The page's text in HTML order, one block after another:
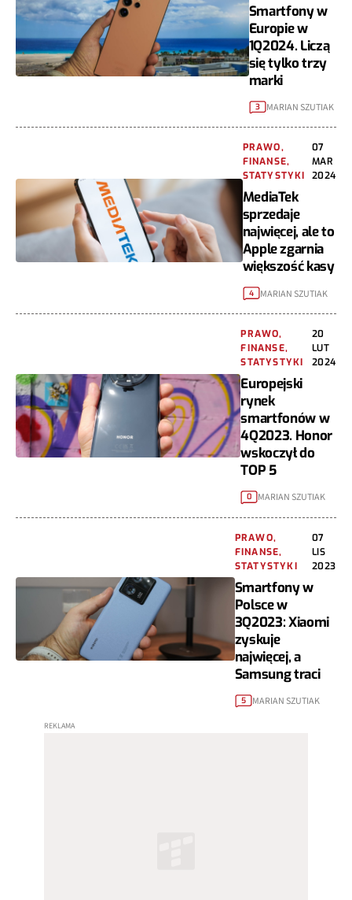
Smartfony w
Europie w
1Q2024. Liczą
się tylko trzy
marki
3 MARIAN SZUTIAK
PRAWO,
FINANSE,
STATYSTYKI
07
MAR
2024
MediaTek
sprzedaje
najwięcej, ale to
Apple zgarnia
większość kasy
4 MARIAN SZUTIAK
PRAWO,
FINANSE,
STATYSTYKI
20
LUT
2024
Europejski
rynek
smartfonów w
4Q2023. Honor
wskoczył do
TOP 5
0 MARIAN SZUTIAK
PRAWO,
FINANSE,
STATYSTYKI
07
LIS
2023
Smartfony w
Polsce w
3Q2023: Xiaomi
zyskuje
najwięcej, a
Samsung traci
5 MARIAN SZUTIAK